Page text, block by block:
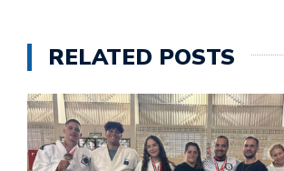
RELATED POSTS